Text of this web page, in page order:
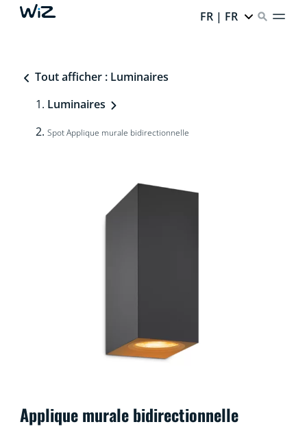
FR | FR
Tout afficher : Luminaires
Luminaires
Spot Applique murale bidirectionnelle
Applique murale bidirectionnelle